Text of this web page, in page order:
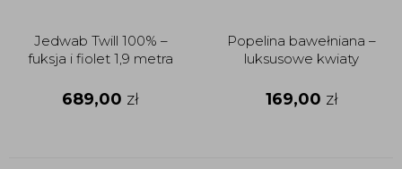
Jedwab Twill 100% –
fuksja i fiolet 1,9 metra
689,00 zł
Popelina bawełniana –
luksusowe kwiaty
169,00 zł